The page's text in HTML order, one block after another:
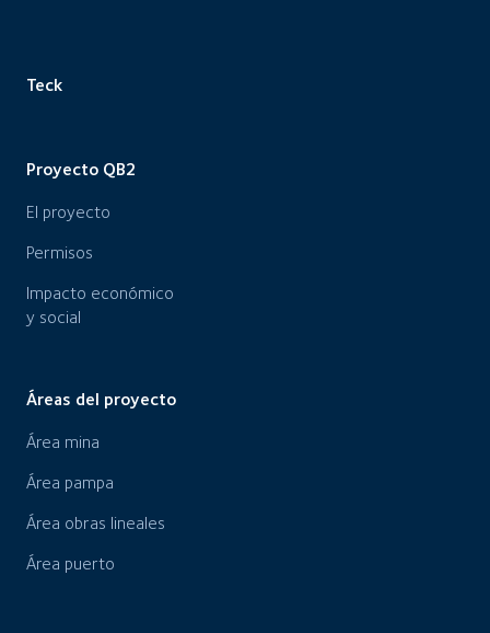
Teck
Proyecto QB2
El proyecto
Permisos
Impacto económico
y social
Áreas del proyecto
Área mina
Área pampa
Área obras lineales
Área puerto